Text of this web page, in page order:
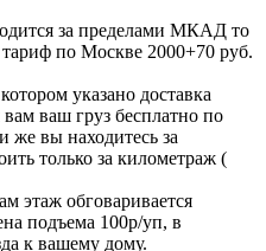
за пределами МКАД то
тариф по Москве 2000+70 руб.
указано доставка
ваш груз бесплатно по
вы находитесь за
только за километраж (
этаж обговаривается
подъема 100р/уп, в
к вашему дому.